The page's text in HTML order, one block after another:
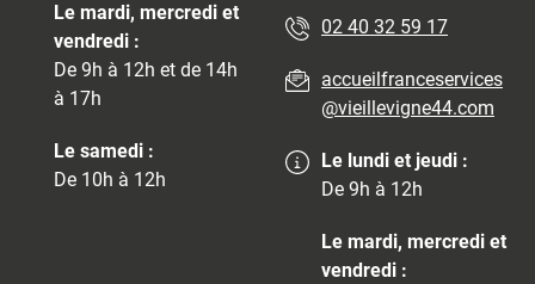
Le mardi, mercredi et
vendredi :
De 9h à 12h et de 14h
à 17h
Le samedi :
De 10h à 12h
02 40 32 59 17
accueilfranceservices
@vieillevigne44.com
Le lundi et jeudi :
De 9h à 12h
Le mardi, mercredi et
vendredi :